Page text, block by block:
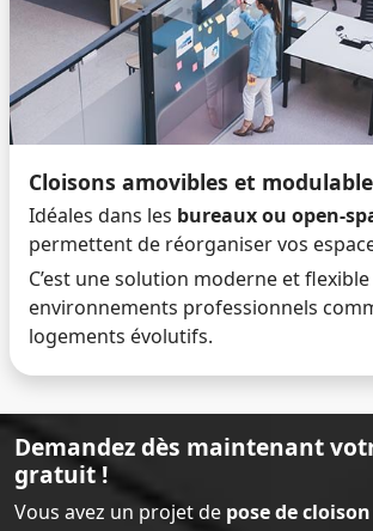
Cloisons amovibles et
Idéales dans les bureaux ou open-
permettent de réorganiser vos
C’est une solution moderne et
environnements professionnels
logements évolutifs.
Demandez dès maintenant
gratuit !
Vous avez un projet de pose de